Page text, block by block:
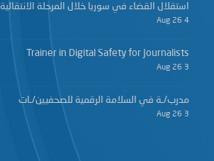
استقلال القضاء في سوريا خلال المرحلة الانتقالية
4 Aug 26
Trainer in Digital Safety for Journalists
3 Aug 26
مدرب/ـة في السلامة الرقمية للصحفيين/ـات
3 Aug 26